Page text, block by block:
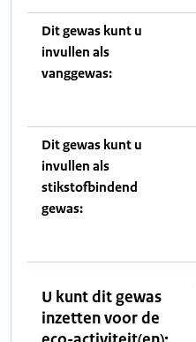
Dit gewas kunt u
invullen als
vanggewas:
Dit gewas kunt u
invullen als
stikstofbindend
gewas:
U kunt dit gewas
inzetten voor de